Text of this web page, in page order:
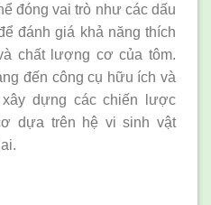
đóng vai trò như các dấu
đánh giá khả năng thích
chất lượng cơ của tôm.
đến công cụ hữu ích và
dựng các chiến lược
dựa trên hệ vi sinh vật